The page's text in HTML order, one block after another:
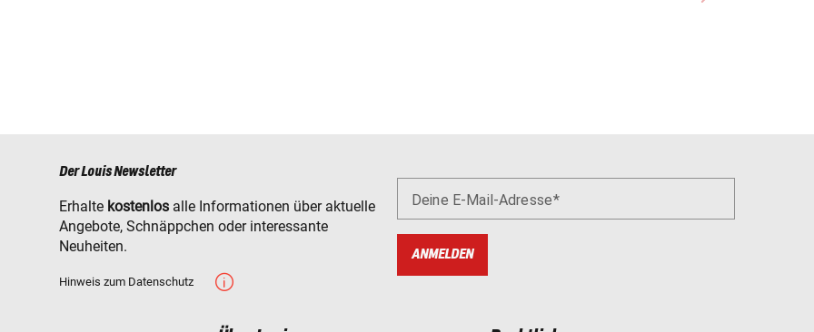
Der Louis Newsletter
Erhalte kostenlos alle Informationen über aktuelle
Angebote, Schnäppchen oder interessante
Neuheiten.
Hinweis zum Datenschutz
Deine E-Mail-Adresse
ANMELDEN